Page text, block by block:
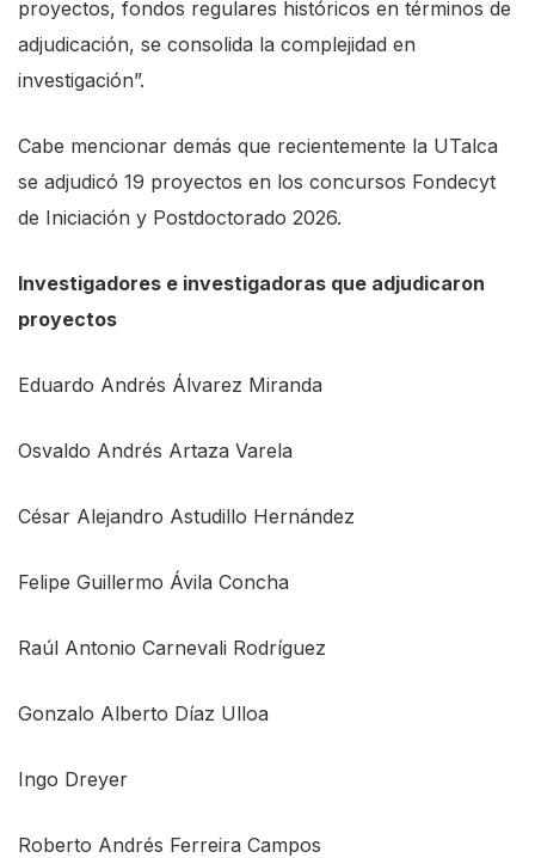
proyectos, fondos regulares históricos en términos de
adjudicación, se consolida la complejidad en
investigación”.
Cabe mencionar demás que recientemente la UTalca
se adjudicó 19 proyectos en los concursos Fondecyt
de Iniciación y Postdoctorado 2026.
Investigadores e investigadoras que adjudicaron
proyectos
Eduardo Andrés Álvarez Miranda
Osvaldo Andrés Artaza Varela
César Alejandro Astudillo Hernández
Felipe Guillermo Ávila Concha
Raúl Antonio Carnevali Rodríguez
Gonzalo Alberto Díaz Ulloa
Ingo Dreyer
Roberto Andrés Ferreira Campos